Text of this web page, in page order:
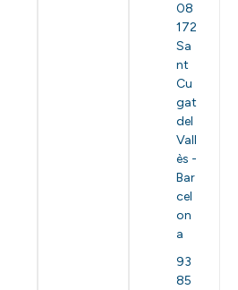
08
172
Sa
nt
Cu
gat
del
Vall
ès -
Bar
cel
on
a
93
85